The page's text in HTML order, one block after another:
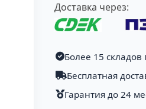
Доставка через:
Более 15 складов
Бесплатная
Гарантия до 24